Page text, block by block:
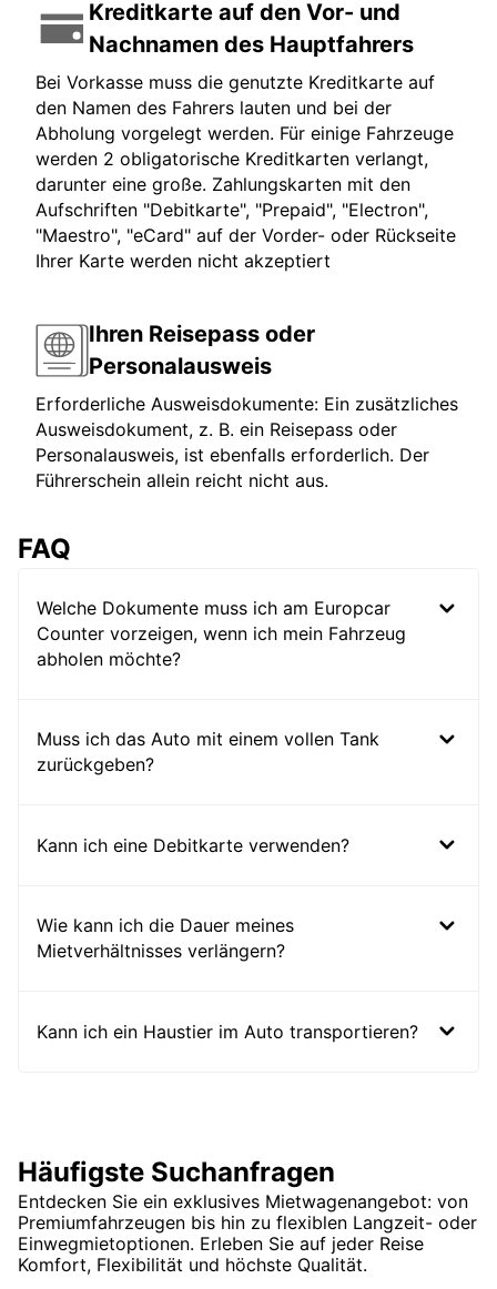
Kreditkarte auf den Vor- und
Nachnamen des Hauptfahrers
Bei Vorkasse muss die genutzte Kreditkarte auf
den Namen des Fahrers lauten und bei der
Abholung vorgelegt werden. Für einige Fahrzeuge
werden 2 obligatorische Kreditkarten verlangt,
darunter eine große. Zahlungskarten mit den
Aufschriften "Debitkarte", "Prepaid", "Electron",
"Maestro", "eCard" auf der Vorder- oder Rückseite
Ihrer Karte werden nicht akzeptiert
Ihren Reisepass oder
Personalausweis
Erforderliche Ausweisdokumente: Ein zusätzliches
Ausweisdokument, z. B. ein Reisepass oder
Personalausweis, ist ebenfalls erforderlich. Der
Führerschein allein reicht nicht aus.
FAQ
Welche Dokumente muss ich am Europcar
Counter vorzeigen, wenn ich mein Fahrzeug
abholen möchte?
Muss ich das Auto mit einem vollen Tank
zurückgeben?
Kann ich eine Debitkarte verwenden?
Wie kann ich die Dauer meines
Mietverhältnisses verlängern?
Kann ich ein Haustier im Auto transportieren?
Häufigste Suchanfragen
Entdecken Sie ein exklusives Mietwagenangebot: von
Premiumfahrzeugen bis hin zu flexiblen Langzeit- oder
Einwegmietoptionen. Erleben Sie auf jeder Reise
Komfort, Flexibilität und höchste Qualität.